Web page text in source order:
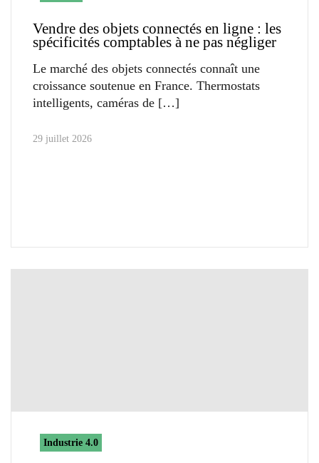
Vendre des objets connectés en ligne : les
spécificités comptables à ne pas négliger
Le marché des objets connectés connaît une
croissance soutenue en France. Thermostats
intelligents, caméras de
29 juillet 2026
Industrie 4.0